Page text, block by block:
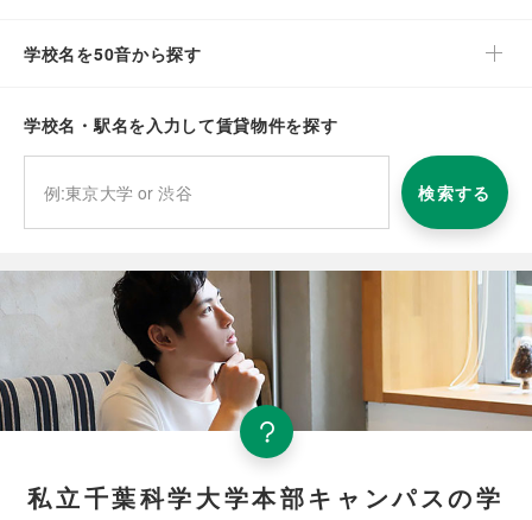
学校名を50音から探す
学校名・駅名を入力して賃貸物件を探す
検索する
私立千葉科学大学本部キャンパスの学